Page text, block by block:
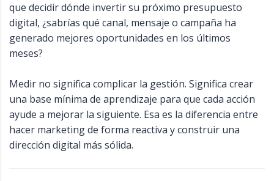
que decidir dónde invertir su próximo presupuesto
digital, ¿sabrías qué canal, mensaje o campaña ha
generado mejores oportunidades en los últimos
meses?
Medir no significa complicar la gestión. Significa crear
una base mínima de aprendizaje para que cada acción
ayude a mejorar la siguiente. Esa es la diferencia entre
hacer marketing de forma reactiva y construir una
dirección digital más sólida.